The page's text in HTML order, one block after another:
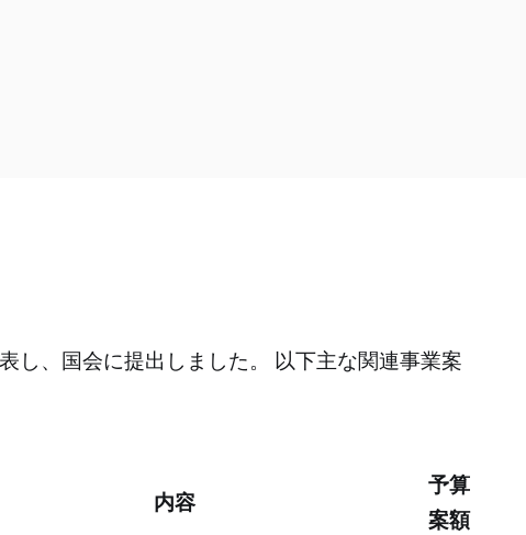
し、国会に提出しました。 以下主な関連事業案
内容
予算
案額